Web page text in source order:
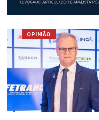
OPINIÃO